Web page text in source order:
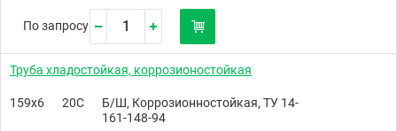
По запросу
Труба хладостойкая, коррозионостойкая
159х6 20С
Б/Ш, Коррозионностойкая, ТУ 14-
161-148-94